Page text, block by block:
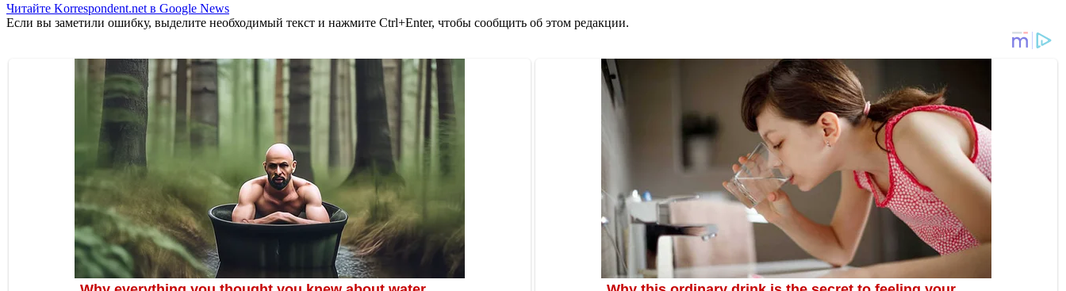
Читайте Korrespondent.net в Google News
Если вы заметили ошибку, выделите необходимый текст и нажмите Ctrl+Enter, чтобы сообщить об этом редакции.